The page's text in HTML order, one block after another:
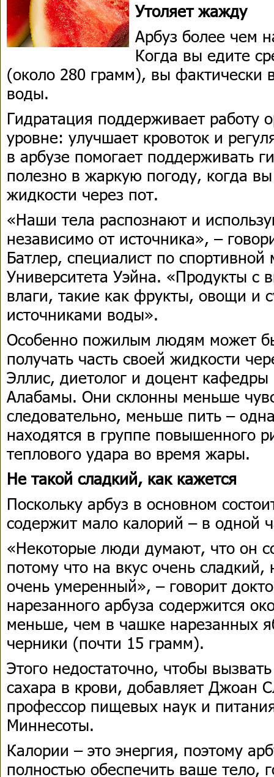
Утоляет жажду
Арбуз более чем
Когда вы едите
(около 280 грамм), вы фактически
воды.
Гидратация поддерживает работу
уровне: улучшает кровоток и
в арбузе помогает поддерживать
полезно в жаркую погоду, когда
жидкости через пот.
«Наши тела распознают и
независимо от источника», –
Батлер, специалист по
Университета Уэйна. «Продукты с
влаги, такие как фрукты, овощи и
источниками воды».
Особенно пожилым людям может
получать часть своей жидкости
Эллис, диетолог и доцент кафедры
Алабамы. Они склонны меньше
следовательно, меньше пить –
находятся в группе повышенного
теплового удара во время жары.
Не такой сладкий, как кажется
Поскольку арбуз в основном
содержит мало калорий – в одной
«Некоторые люди думают, что он
потому что на вкус очень
очень умеренный», – говорит
нарезанного арбуза содержится
меньше, чем в чашке нарезанных
черники (почти 15 грамм).
Этого недостаточно, чтобы
сахара в крови, добавляет Джоан
профессор пищевых наук и
Миннесоты.
Калории – это энергия, поэтому
полностью обеспечить ваше тело,